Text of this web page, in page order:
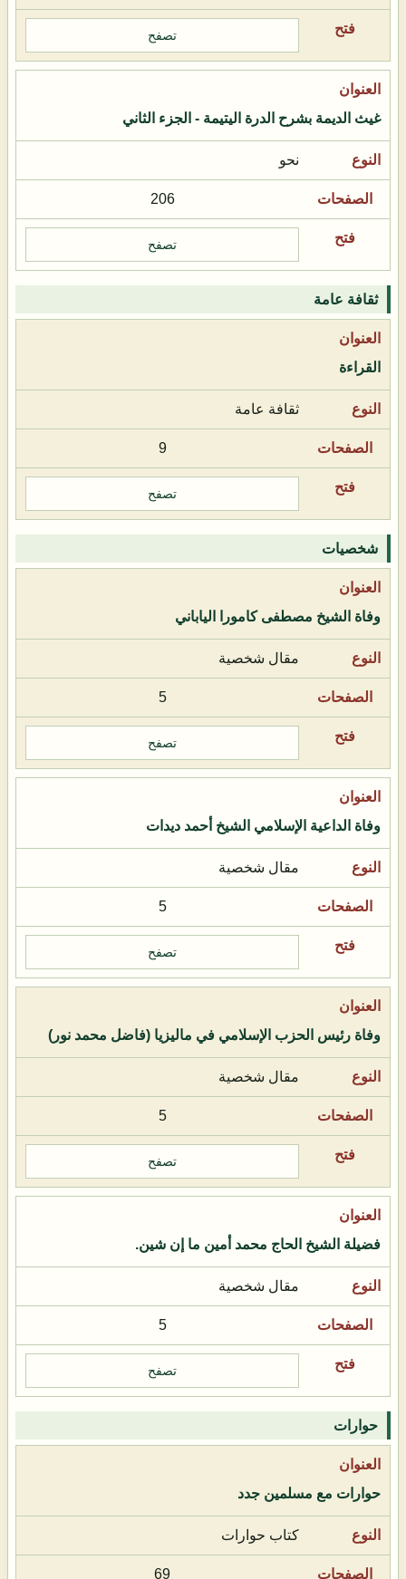
تصفح
غيث الديمة بشرح الدرة اليتيمة - الجزء الثاني
نحو
206
تصفح
ثقافة عامة
القراءة
ثقافة عامة
9
تصفح
شخصيات
وفاة الشيخ مصطفى كامورا الياباني
مقال شخصية
5
تصفح
وفاة الداعية الإسلامي الشيخ أحمد ديدات
مقال شخصية
5
تصفح
وفاة رئيس الحزب الإسلامي في ماليزيا (فاضل محمد نور)
مقال شخصية
5
تصفح
فضيلة الشيخ الحاج محمد أمين ما إن شين.
مقال شخصية
5
تصفح
حوارات
حوارات مع مسلمين جدد
كتاب حوارات
69